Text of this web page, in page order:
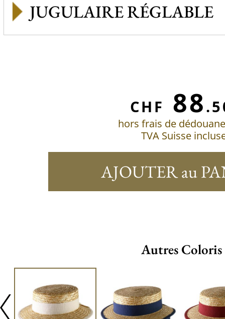
JUGULAIRE RÉGLABLE
CHF 88
hors frais de
TVA Suisse
AJOUTER au
Autres Coloris